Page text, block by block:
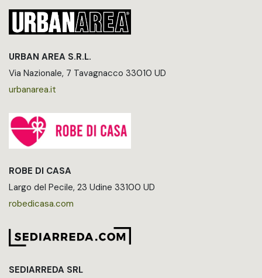
URBAN AREA S.R.L.
Via Nazionale, 7 Tavagnacco 33010 UD
urbanarea.it
ROBE DI CASA
Largo del Pecile, 23 Udine 33100 UD
robedicasa.com
SEDIARREDA SRL